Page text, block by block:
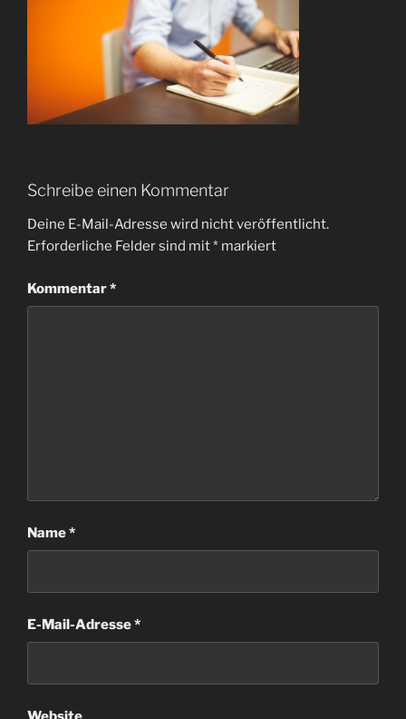
Schreibe einen Kommentar
Deine E-Mail-Adresse wird nicht veröffentlicht.
Erforderliche Felder sind mit* markiert
Kommentar*
Name*
E-Mail-Adresse*